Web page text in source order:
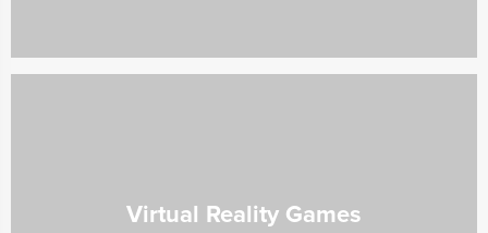
Virtual Reality Games